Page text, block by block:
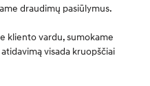
draudimų pasiūlymus.
kliento vardu, sumokame
visada kruopščiai